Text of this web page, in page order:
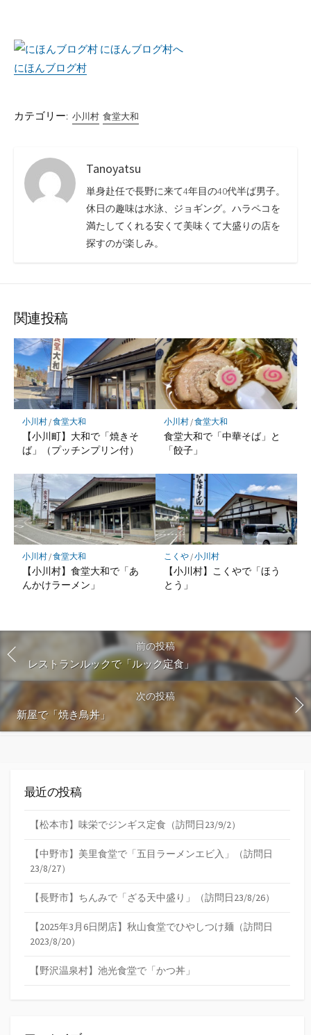
にほんブログ村
カテゴリー: 小川村 食堂大和
Tanoyatsu
単身赴任で長野に来て4年目の40代半ば男子。
休日の趣味は水泳、ジョギング。ハラペコを
満たしてくれる安くて美味くて大盛りの店を
探すのが楽しみ。
関連投稿
小川村/食堂大和
【小川町】大和で「焼きそ
ば」（プッチンプリン付）
小川村/食堂大和
食堂大和で「中華そば」と
「餃子」
小川村/食堂大和
【小川村】食堂大和で「あ
んかけラーメン」
こくや/小川村
【小川村】こくやで「ほう
とう」
前の投稿
レストランルックで「ルック定食」
次の投稿
新屋で「焼き鳥丼」
最近の投稿
【松本市】味栄でジンギス定食（訪問日23/9/2）
【中野市】美里食堂で「五目ラーメンエビ入」（訪問日
23/8/27）
【長野市】ちんみで「ざる天中盛り」（訪問日23/8/26）
【2025年3月6日閉店】秋山食堂でひやしつけ麺（訪問日
2023/8/20）
【野沢温泉村】池光食堂で「かつ丼」